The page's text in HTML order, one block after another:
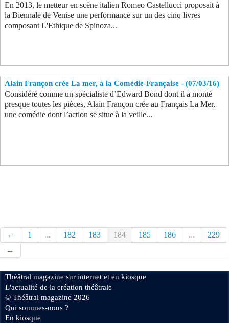
En 2013, le metteur en scène italien Romeo Castellucci proposait à
la Biennale de Venise une performance sur un des cinq livres
composant L'Ethique de Spinoza...
Alain Françon crée La mer, à la Comédie-Française - (07/03/16)
Considéré comme un spécialiste d’Edward Bond dont il a monté
presque toutes les pièces, Alain Françon crée au Français La Mer,
une comédie dont l’action se situe à la veille...
← 1 ... 182 183 184 185 186 ...
229
→
Théâtral magazine sur internet et en kiosque
L'actualité de la création théâtrale
© Théâtral magazine 2026
Qui sommes-nous ?
En kiosque